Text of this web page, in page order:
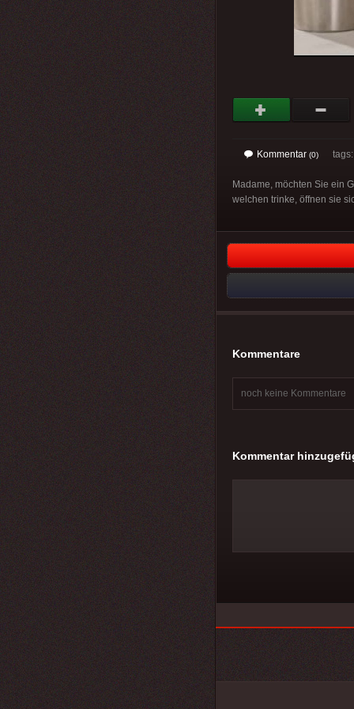
Kommentar (0)
Madame, möchten Sie ein
welchen trinke, öffnen sie
Kommentare
noch keine Kommentare
Kommentar